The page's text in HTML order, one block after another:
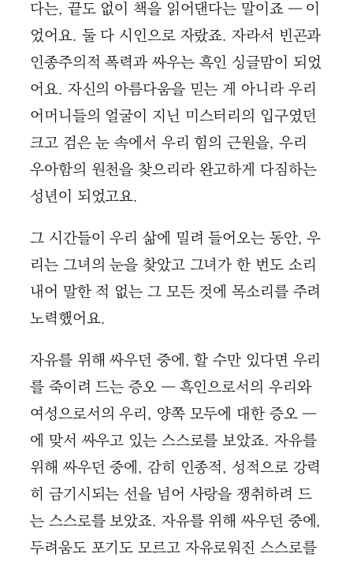
다는, 끝도 없이 책을 읽어댄다는 말이죠 ― 이
었어요. 둘 다 시인으로 자랐죠. 자라서 빈곤과
인종주의적 폭력과 싸우는 흑인 싱글맘이 되었
어요. 자신의 아름다움을 믿는 게 아니라 우리
어머니들의 얼굴이 지닌 미스터리의 입구였던
크고 검은 눈 속에서 우리 힘의 근원을, 우리
우아함의 원천을 찾으리라 완고하게 다짐하는
성년이 되었고요.
그 시간들이 우리 삶에 밀려 들어오는 동안, 우
리는 그녀의 눈을 찾았고 그녀가 한 번도 소리
내어 말한 적 없는 그 모든 것에 목소리를 주려
노력했어요.
자유를 위해 싸우던 중에, 할 수만 있다면 우리
를 죽이려 드는 증오 ― 흑인으로서의 우리와
여성으로서의 우리, 양쪽 모두에 대한 증오 ―
에 맞서 싸우고 있는 스스로를 보았죠. 자유를
위해 싸우던 중에, 감히 인종적, 성적으로 강력
히 금기시되는 선을 넘어 사랑을 쟁취하려 드
는 스스로를 보았죠. 자유를 위해 싸우던 중에,
두려움도 포기도 모르고 자유로워진 스스로를